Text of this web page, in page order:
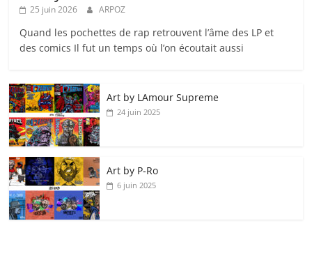
25 juin 2026 ARPOZ
Quand les pochettes de rap retrouvent l’âme des LP et
des comics Il fut un temps où l’on écoutait aussi
Art by LAmour Supreme
24 juin 2025
Art by P‑Ro
6 juin 2025